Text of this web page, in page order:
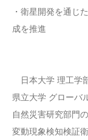
・衛星開発を通じ
成を推進
日本大学 理工学
県立大学 グローバ
自然災害研究部門
変動現象検知検証